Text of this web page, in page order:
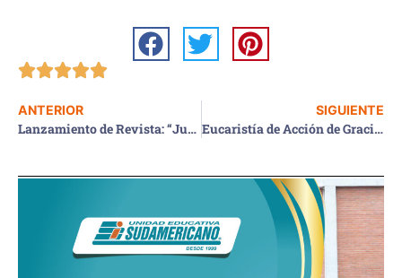
ANTERIOR
Lanzamiento de Revista: “Juventud y Ciencia Solidaria: Camino hacia la Investigación”
SIGUIENTE
Eucaristía de Acción de Gracias